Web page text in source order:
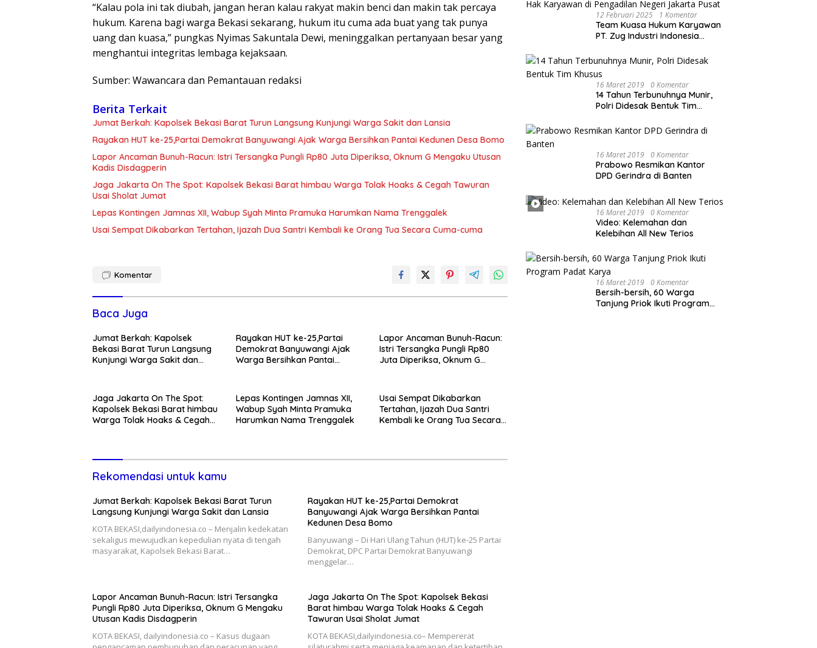
“Kalau pola ini tak diubah, jangan heran kalau rakyat makin benci dan makin tak percaya
hukum. Karena bagi warga Bekasi sekarang, hukum itu cuma ada buat yang tak punya
uang dan kuasa,” pungkas Nyimas Sakuntala Dewi, meninggalkan pertanyaan besar yang
menghantui integritas lembaga kejaksaan.
Sumber: Wawancara dan Pemantauan redaksi
Berita Terkait
Jumat Berkah: Kapolsek Bekasi Barat Turun Langsung Kunjungi Warga Sakit dan Lansia
Rayakan HUT ke-25,Partai Demokrat Banyuwangi Ajak Warga Bersihkan Pantai Kedunen Desa Bomo
Lapor Ancaman Bunuh-Racun: Istri Tersangka Pungli Rp80 Juta Diperiksa, Oknum G Mengaku Utusan
Kadis Disdagperin
Jaga Jakarta On The Spot: Kapolsek Bekasi Barat himbau Warga Tolak Hoaks & Cegah Tawuran
Usai Sholat Jumat
Lepas Kontingen Jamnas XII, Wabup Syah Minta Pramuka Harumkan Nama Trenggalek
Usai Sempat Dikabarkan Tertahan, Ijazah Dua Santri Kembali ke Orang Tua Secara Cuma-cuma
Komentar
Baca Juga
Jumat Berkah: Kapolsek
Bekasi Barat Turun Langsung
Kunjungi Warga Sakit dan
Rayakan HUT ke-25,Partai
Demokrat Banyuwangi Ajak
Warga Bersihkan Pantai
Lapor Ancaman Bunuh-Racun:
Istri Tersangka Pungli Rp80
Juta Diperiksa, Oknum G
Jaga Jakarta On The Spot:
Kapolsek Bekasi Barat himbau
Warga Tolak Hoaks & Cegah
Lepas Kontingen Jamnas XII,
Wabup Syah Minta Pramuka
Harumkan Nama Trenggalek
Usai Sempat Dikabarkan
Tertahan, Ijazah Dua Santri
Kembali ke Orang Tua Secara
Rekomendasi untuk kamu
Jumat Berkah: Kapolsek Bekasi Barat Turun
Langsung Kunjungi Warga Sakit dan Lansia
KOTA BEKASI,dailyindonesia.co – Menjalin kedekatan
sekaligus mewujudkan kepedulian nyata di tengah
masyarakat, Kapolsek Bekasi Barat…
Rayakan HUT ke-25,Partai Demokrat
Banyuwangi Ajak Warga Bersihkan Pantai
Kedunen Desa Bomo
Banyuwangi – Di Hari Ulang Tahun (HUT) ke-25 Partai
Demokrat, DPC Partai Demokrat Banyuwangi
menggelar…
Lapor Ancaman Bunuh-Racun: Istri Tersangka
Pungli Rp80 Juta Diperiksa, Oknum G Mengaku
Utusan Kadis Disdagperin
KOTA BEKASI, dailyindonesia.co – Kasus dugaan
Jaga Jakarta On The Spot: Kapolsek Bekasi
Barat himbau Warga Tolak Hoaks & Cegah
Tawuran Usai Sholat Jumat
KOTA BEKASI,dailyindonesia.co– Mempererat
12 Februari 2025 1 Komentar
Team Kuasa Hukum Karyawan
PT. Zug Industri Indonesia
Memperjuangkan Hak
Karyawan di Pengadilan Negeri
Jakarta Pusat
16 Maret 2019 0 Komentar
14 Tahun Terbunuhnya Munir,
Polri Didesak Bentuk Tim
16 Maret 2019 0 Komentar
Prabowo Resmikan Kantor
DPD Gerindra di Banten
16 Maret 2019 0 Komentar
Video: Kelemahan dan
Kelebihan All New Terios
16 Maret 2019 0 Komentar
Bersih-bersih, 60 Warga
Tanjung Priok Ikuti Program